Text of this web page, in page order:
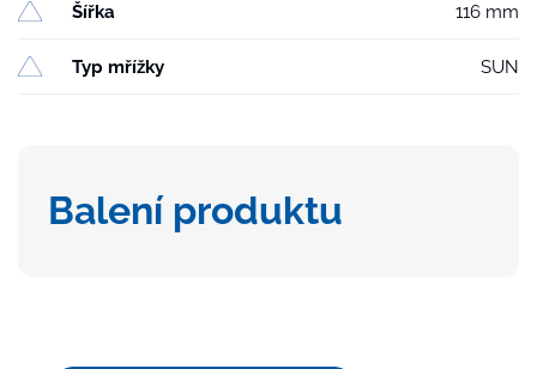
Šířka 116 mm
Typ mřížky SUN
Balení produktu